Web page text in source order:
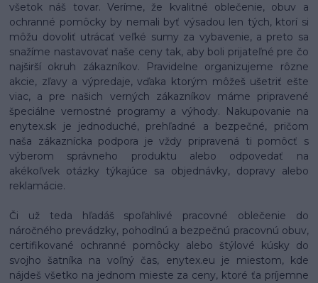
všetok náš tovar. Veríme, že kvalitné oblečenie, obuv a
ochranné pomôcky by nemali byť výsadou len tých, ktorí si
môžu dovoliť utrácať veľké sumy za vybavenie, a preto sa
snažíme nastavovať naše ceny tak, aby boli prijateľné pre čo
najširší okruh zákazníkov. Pravidelne organizujeme rôzne
akcie, zľavy a výpredaje, vďaka ktorým môžeš ušetriť ešte
viac, a pre našich verných zákazníkov máme pripravené
špeciálne vernostné programy a výhody. Nakupovanie na
enytex.sk je jednoduché, prehľadné a bezpečné, pričom
naša zákaznícka podpora je vždy pripravená ti pomôcť s
výberom správneho produktu alebo odpovedať na
akékoľvek otázky týkajúce sa objednávky, dopravy alebo
reklamácie.
Či už teda hľadáš spoľahlivé pracovné oblečenie do
náročného prevádzky, pohodlnú a bezpečnú pracovnú obuv,
certifikované ochranné pomôcky alebo štýlové kúsky do
svojho šatníka na voľný čas, enytex.eu je miestom, kde
nájdeš všetko na jednom mieste za ceny, ktoré ťa príjemne